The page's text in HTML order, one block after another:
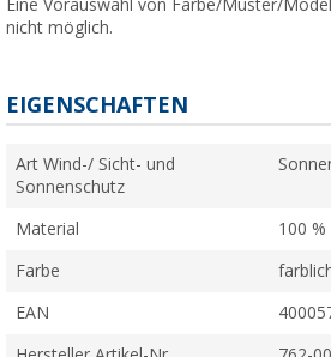
Eine Vorauswahl von Farbe/Muster/
nicht möglich.
EIGENSCHAFTEN
Art Wind-/ Sicht- und
Sonnenschutz
Material 100 %
Farbe
EAN